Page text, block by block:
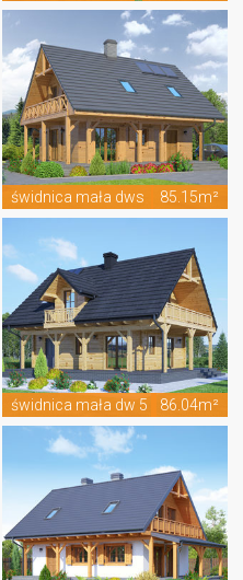
świdnica mała dws 85.15m²
świdnica mała dw 5 86.04m²